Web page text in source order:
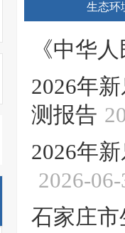
生态环
《中华
2026年
测报告
2026年
2026-
石家庄市